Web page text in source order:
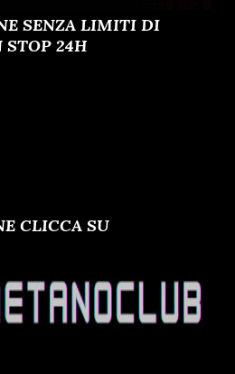
SENZA LIMITI DI
STOP 24H
CLICCA SU